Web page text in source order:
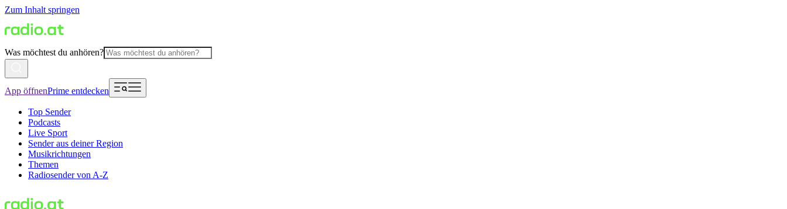
Zum Inhalt springen
Was möchtest du anhören?
App öffnenPrime entdecken
Top Sender
Podcasts
Live Sport
Sender aus deiner Region
Musikrichtungen
Themen
Radiosender von A-Z